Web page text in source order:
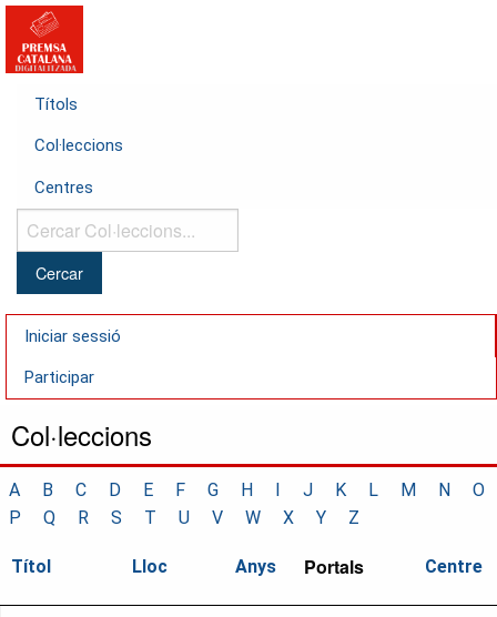
Títols
Col·leccions
Centres
Cercar
Col·leccions...
Iniciar sessió
Participar
Col·leccions
A B C D E F G H I J K L M N
O
P
Q R S T U V W X Y Z
Títol Lloc Anys Portals Centre